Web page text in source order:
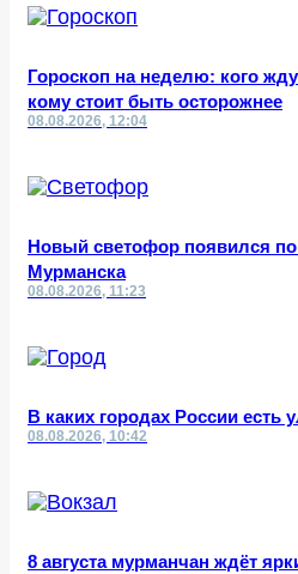
Гороскоп на неделю: кого
кому стоит быть осторожнее
08.08.2026, 12:04
Новый светофор появился по
Мурманска
08.08.2026, 11:23
В каких городах России есть
08.08.2026, 10:42
8 августа мурманчан ждёт